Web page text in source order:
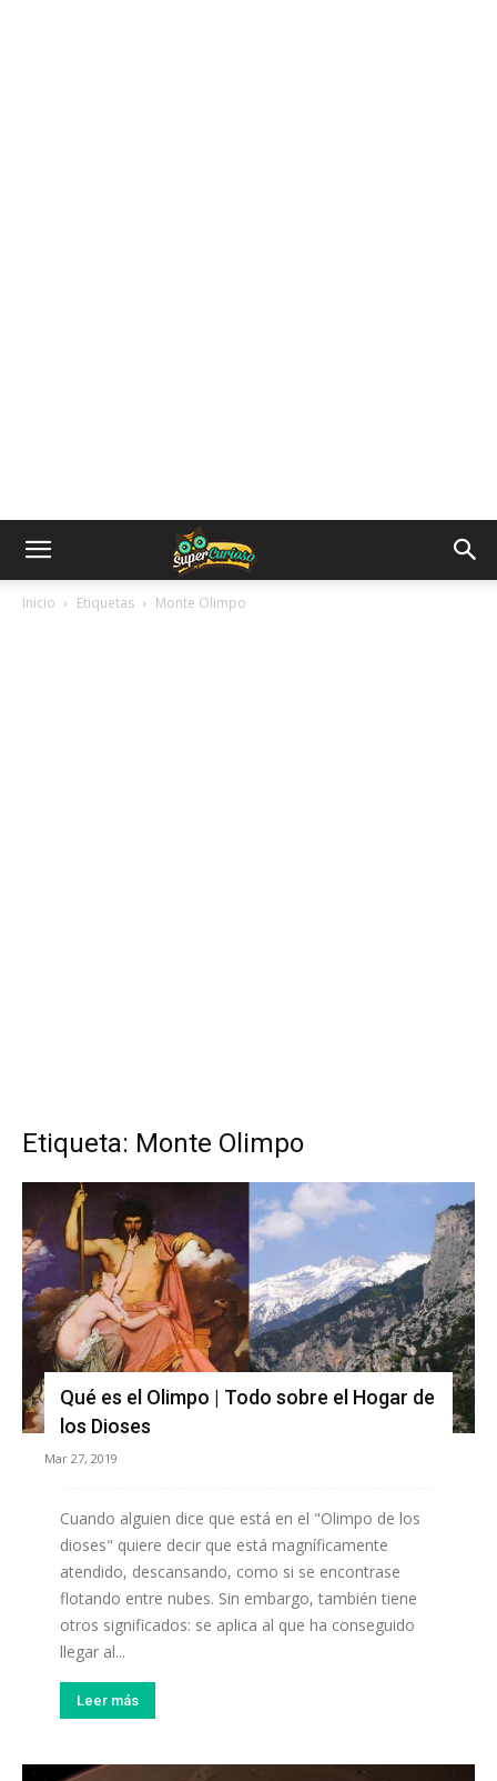
Inicio Etiquetas Monte Olimpo
Etiqueta: Monte Olimpo
Qué es el Olimpo | Todo sobre el Hogar de
los Dioses
Mar 27, 2019
Cuando alguien dice que está en el "Olimpo de los
dioses" quiere decir que está magníficamente
atendido, descansando, como si se encontrase
flotando entre nubes. Sin embargo, también tiene
otros significados: se aplica al que ha conseguido
llegar al...
Leer más